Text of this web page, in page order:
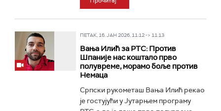
ПЕТАК, 16. ЈАН 2026, 11:12 -> 11:13
Вања Илић за РТС: Против
Шпаније нас коштало прво
полувреме, морамо боље против
Немаца
Српски рукометаш Вања Илић рекао
је гостујући у Јутарњем програму